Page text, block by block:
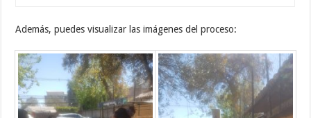
Además, puedes visualizar las imágenes del proceso: